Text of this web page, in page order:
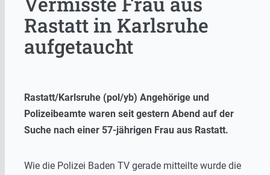
Rastatt in Karlsruhe
aufgetaucht
Rastatt/Karlsruhe (pol/yb) Angehörige und
Polizeibeamte waren seit gestern Abend auf der
Suche nach einer 57-jährigen Frau aus Rastatt.
Wie die Polizei Baden TV gerade mitteilte wurde die